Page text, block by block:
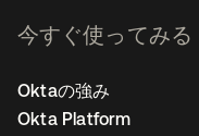
今すぐ使ってみる
Oktaの強み
Okta Platform